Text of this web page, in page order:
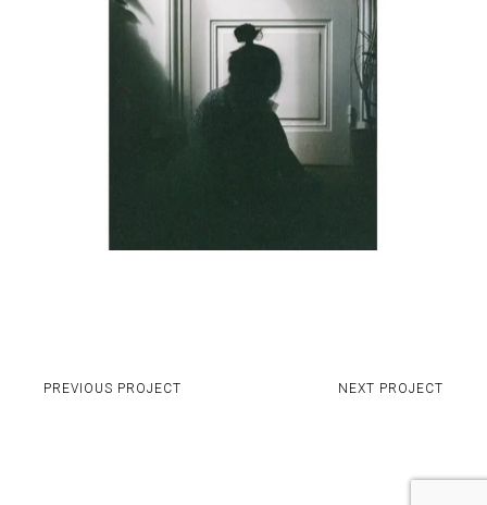
PREVIOUS PROJECT NEXT PROJECT